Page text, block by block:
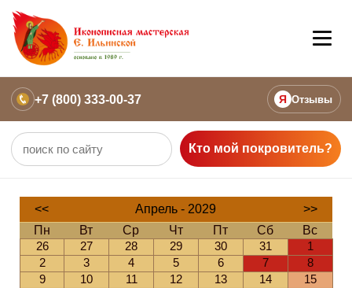
+7 (800) 333-00-37 Я Отзывы
Кто мой покровитель?
<< Апрель - 2029
>>
Пн
Вт Ср Чт Пт Сб
Вс
26
27 28 29 30 31
1
2
3 4 5 6 7
8
9
10 11 12 13 14
15